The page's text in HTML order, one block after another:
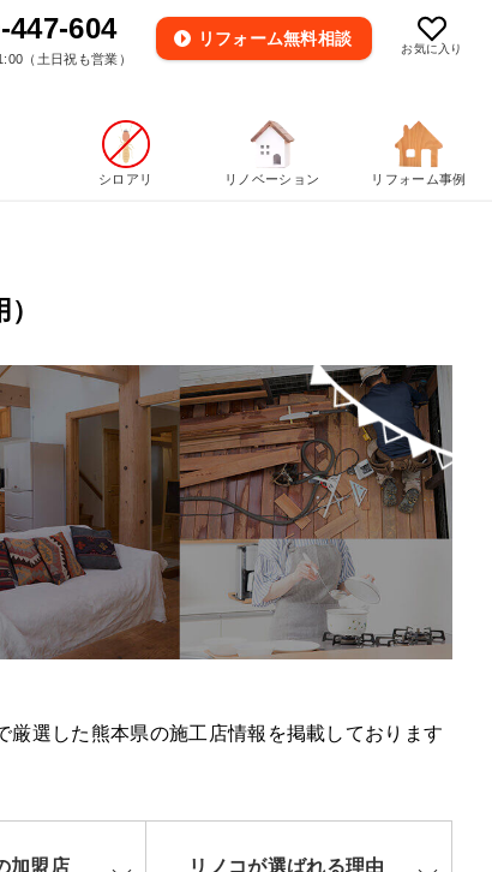
お気に入り
447-604
（土日祝も営業）
リフォーム無料相談
選した熊本県の施工店情報を掲載しております
加盟店 リノコが選ばれる理由
シロアリ リノベーション リフォーム事例